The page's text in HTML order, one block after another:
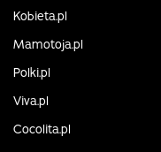
Kobieta.pl
Mamotoja.pl
Polki.pl
Viva.pl
Cocolita.pl